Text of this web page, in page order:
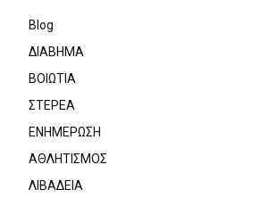
Blog
ΔΙΑΒΗΜΑ
ΒΟΙΩΤΙΑ
ΣΤΕΡΕΑ
ΕΝΗΜΕΡΩΣΗ
ΑΘΛΗΤΙΣΜΟΣ
ΛΙΒΑΔΕΙΑ